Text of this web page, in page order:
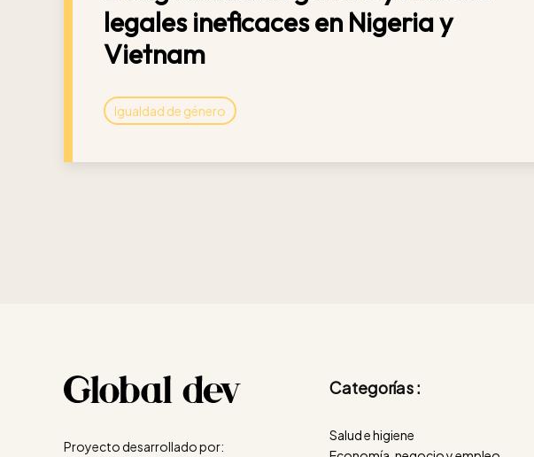
legales ineficaces en Nigeria y
Vietnam
Igualdad de género
Proyecto desarrollado por:
Categorías :
Salud e higiene